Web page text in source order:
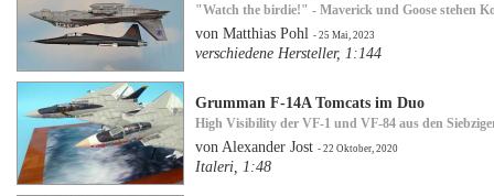
"Watch the birdie!" - Maverick und Goose stehen
von Matthias Pohl- 25 Mai, 2023
verschiedene Hersteller, 1:144
Grumman F-14A Tomcats im Duo
High Visibility der VF-1 und VF-84 aus den
von Alexander Jost- 22 Oktober, 2020
Italeri, 1:48